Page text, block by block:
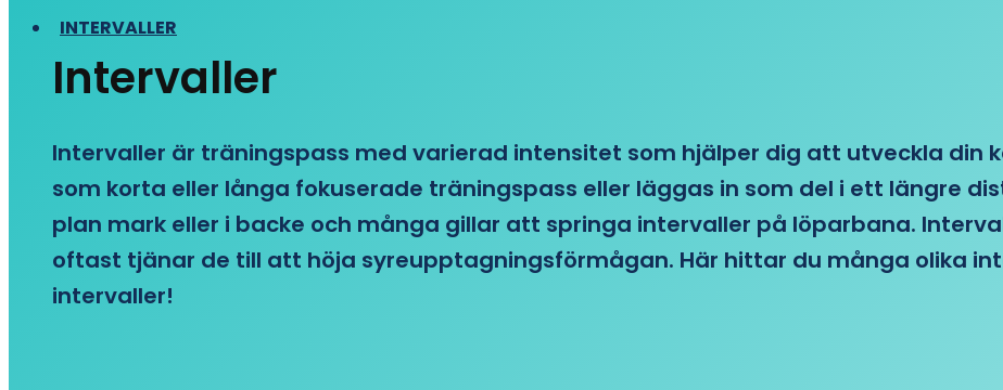
INTERVALLER
Intervaller
Intervaller är träningspass med varierad intensitet som hjälper dig att utveckla din
som korta eller långa fokuserade träningspass eller läggas in som del i ett längre
plan mark eller i backe och många gillar att springa intervaller på löparbana.
oftast tjänar de till att höja syreupptagningsförmågan. Här hittar du många olika
intervaller!